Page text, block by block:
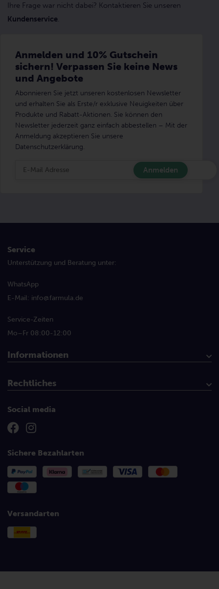
Ihre Frage war nicht dabei? Kontaktieren Sie unseren
Kundenservice.
Anmelden und 10% Gutschein
sichern! Verpassen Sie keine News
und Angebote
Abonnieren Sie jetzt unseren kostenlosen Newsletter
und erhalten Sie als Erste/r exklusive Neuigkeiten über
Produkte und Rabatt-Aktionen. Sie können den
Newsletter jederzeit ganz einfach abbestellen – Mit der
Anmeldung akzeptieren Sie unsere
Datenschutzerklärung.
Service
Unterstützung und Beratung unter:
WhatsApp
E-Mail: info@farmula.de
Service-Zeiten
Mo–Fr 08:00-12:00
Informationen
Kundenservice
Mein Konto
Produktbroschüre
+2 Konzept
Häufig gestellte Fragen
Über Farmula
Für Händler
Versandkosten + Bestimmungen
Bedingungen bei Aktionen
Kontaktformular
Rechtliches
AGB
Datenschutzerklärung
Widerrufsbelehrung
Widerrufsformular/Retouren
Barrierefreiheitserklärung
Impressum
Social media
Sichere Bezahlarten
Versandarten